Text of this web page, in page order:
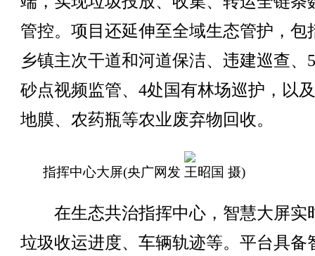
管控。项目还延伸至全域生态管护，包
乡镇主次干道和河道保洁、违建巡查、
砂点视频监管、4处国有林场巡护，以
地膜、农药瓶等农业废弃物回收。
指挥中心大屏(央广网发 王昭国 摄)
在生态共治指挥中心，智慧大屏实
垃圾收运进度、车辆轨迹等。平台具备